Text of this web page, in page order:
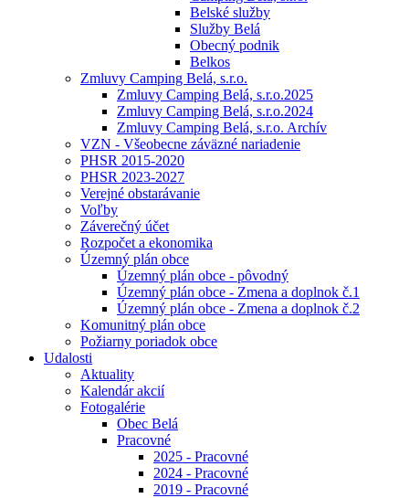
Belské služby
Služby Belá
Obecný podnik
Belkos
Zmluvy Camping Belá, s.r.o.
Zmluvy Camping Belá, s.r.o.2025
Zmluvy Camping Belá, s.r.o.2024
Zmluvy Camping Belá, s.r.o. Archív
VZN - Všeobecne záväzné nariadenie
PHSR 2015-2020
PHSR 2023-2027
Verejné obstarávanie
Voľby
Záverečný účet
Rozpočet a ekonomika
Územný plán obce
Územný plán obce - pôvodný
Územný plán obce - Zmena a doplnok č.1
Územný plán obce - Zmena a doplnok č.2
Komunitný plán obce
Požiarny poriadok obce
Udalosti
Aktuality
Kalendár akcií
Fotogalérie
Obec Belá
Pracovné
2025 - Pracovné
2024 - Pracovné
2019 - Pracovné